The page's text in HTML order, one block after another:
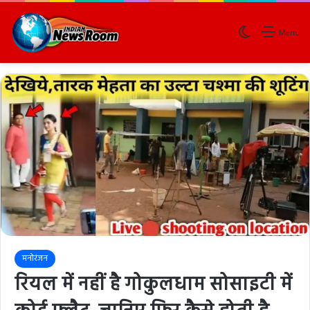
Menu
Switch skin
मनोरंजन
रियल में नहीं है गोकुलधाम सोसाइटी में